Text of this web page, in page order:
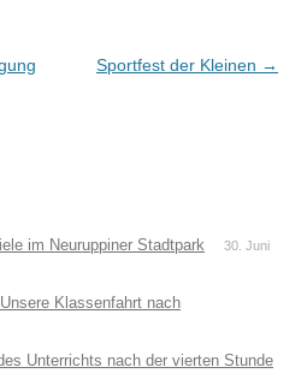
Sportfest der Kleinen →
im Neuruppiner Stadtpark
30. Juni
Klassenfahrt nach
Unterrichts nach der vierten Stunde